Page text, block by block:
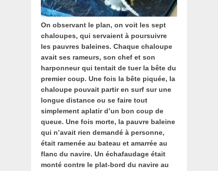
On observant le plan, on voit les sept
chaloupes, qui servaient à poursuivre
les pauvres baleines. Chaque chaloupe
avait ses rameurs, son chef et son
harponneur qui tentait de tuer la bête du
premier coup. Une fois la bête piquée, la
chaloupe pouvait partir en surf sur une
longue distance ou se faire tout
simplement aplatir d’un bon coup de
queue. Une fois morte, la pauvre baleine
qui n’avait rien demandé à personne,
était ramenée au bateau et amarrée au
flanc du navire. Un échafaudage était
monté contre le plat-bord du navire au